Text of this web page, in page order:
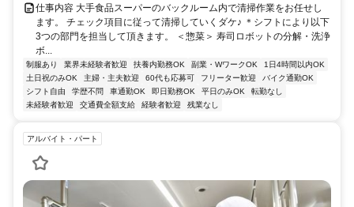
仕事内容 大手食品スーパーのバックルーム内で清掃作業をお任せし
ます。 チェック項目に従って清掃していくダケ♪ ＊シフトにより以下
3つの部門を担当して頂きます。 ＜惣菜＞ 寿司ロボットの分解・洗浄
ボ...
制服あり 業界未経験者歓迎 扶養内勤務OK 副業・WワークOK
1日4時間以内OK
土日祝のみOK
主婦・主夫歓迎 60代も応募可 フリーター歓迎
バイク通勤OK
シフト自由
学歴不問 車通勤OK 即日勤務OK 平日のみOK
転勤なし
未経験者歓迎
交通費全額支給 経験者歓迎 残業なし
アルバイト・パート